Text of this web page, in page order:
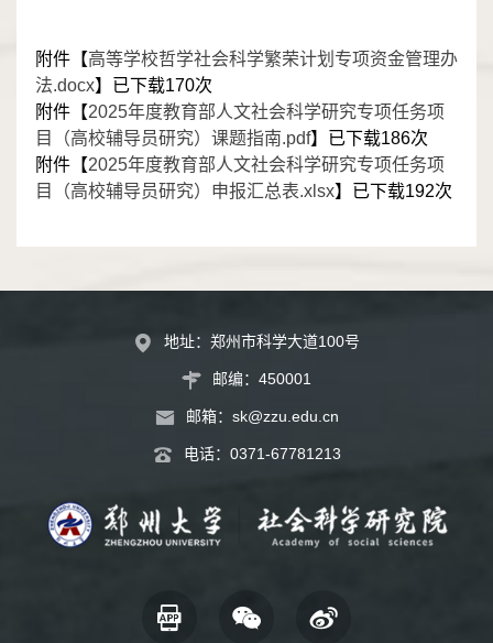
附件【高等学校哲学社会科学繁荣计划专项资金管理办
法.docx】已下载170次
附件【2025年度教育部人文社会科学研究专项任务项
目（高校辅导员研究）课题指南.pdf】已下载186次
附件【2025年度教育部人文社会科学研究专项任务项
目（高校辅导员研究）申报汇总表.xlsx】已下载192次
地址：郑州市科学大道100号
邮编：450001
邮箱： sk@zzu.edu.cn
电话： 0371-67781213